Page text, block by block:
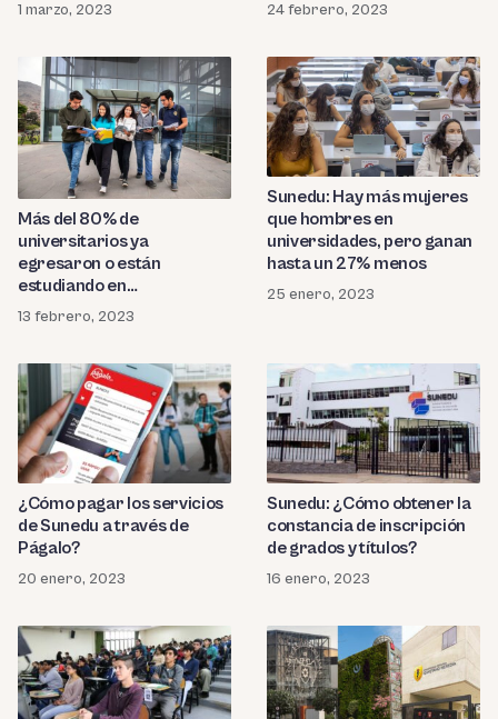
1 marzo, 2023 24 febrero, 2023
Más del 80% de
universitarios ya
egresaron o están
estudiando en
universidades con licencia
denegada
13 febrero, 2023
Sunedu: Hay más mujeres
que hombres en
universidades, pero ganan
hasta un 27% menos
25 enero, 2023
¿Cómo pagar los servicios
de Sunedu a través de
Págalo?
20 enero, 2023
Sunedu: ¿Cómo obtener la
constancia de inscripción
de grados y títulos?
16 enero, 2023